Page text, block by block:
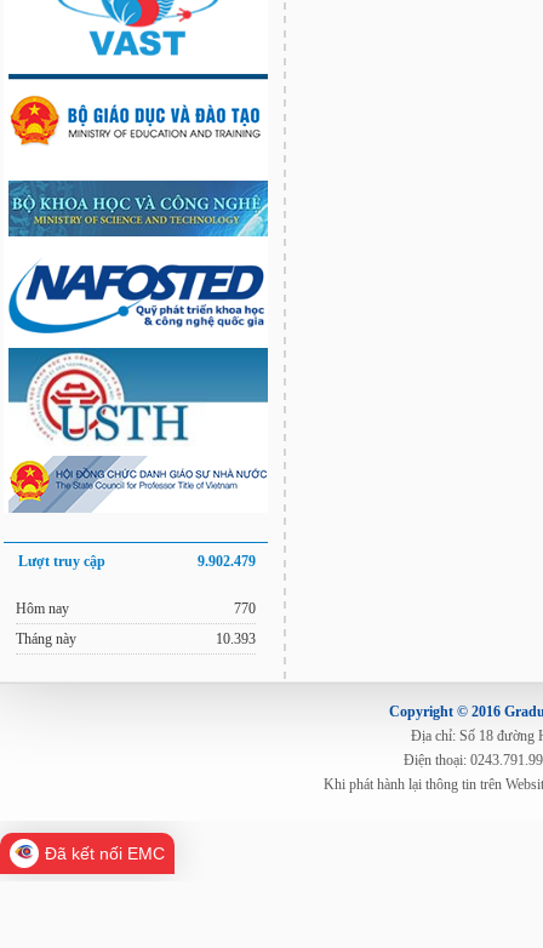
Lượt truy cập 9.902.479
Hôm nay
Tháng này
770
10.393
Copyright © 2016
Địa chỉ: Số 18 đường
Điện thoại:
Khi phát hành lại thông tin trên
Đã kết nối EMC